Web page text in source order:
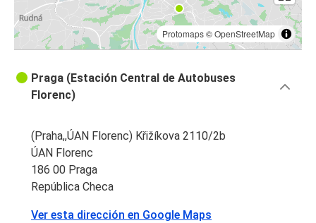
Protomaps©OpenStreetMap
Praga (Estación Central de Autobuses
Florenc)
(Praha,,ÚAN Florenc) Křižíkova 2110/2b
ÚAN Florenc
186 00 Praga
República Checa
Ver esta dirección en Google Maps